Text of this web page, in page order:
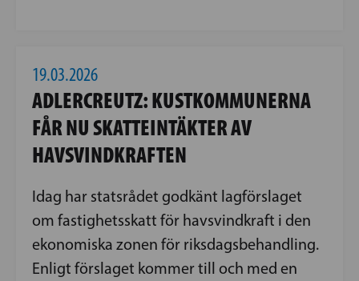
19.03.2026
ADLERCREUTZ: KUSTKOMMUNERNA
FÅR NU SKATTEINTÄKTER AV
HAVSVINDKRAFTEN
Idag har statsrådet godkänt lagförslaget
om fastighetsskatt för havsvindkraft i den
ekonomiska zonen för riksdagsbehandling.
Enligt förslaget kommer till och med en